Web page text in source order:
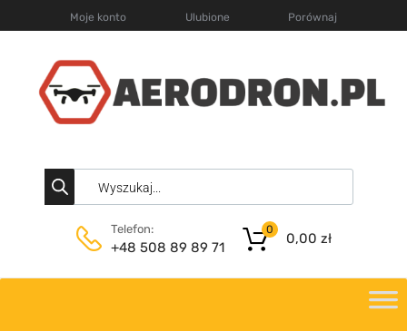
Moje konto Ulubione Porównaj
Telefon:
+48 508 89 89 71
0,00 zł
0